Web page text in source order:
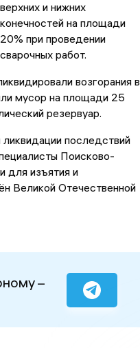
верхних и нижних
конечностей на площади
20% при проведении
сварочных работ.
возгорания в
мусор на площади 25
резервуар.
последствий
Поисково-
для изъятия и
Великой Отечественной
–